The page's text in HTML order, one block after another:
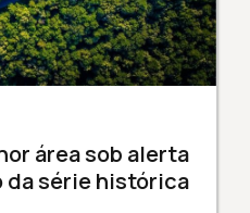
área sob alerta
da série histórica